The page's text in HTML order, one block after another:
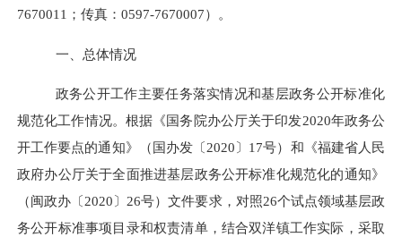
7670011 ；传真： 0597-7670007）。
一、总体情况
政务公开工作主要任务落实情况和基层政务公开标准化
规范化工作情况。根据《国务院办公厅关于印发2020年政务公
开工作要点的通知》 （国办发〔2020〕 17号） 和《福建省人民
政府办公厅关于全面推进基层政务公开标准化规范化的通知》
（闽政办〔2020〕 26号）文件要求，对照26个试点领域基层政
务公开标准事项目录和权责清单，结合双洋镇工作实际，采取